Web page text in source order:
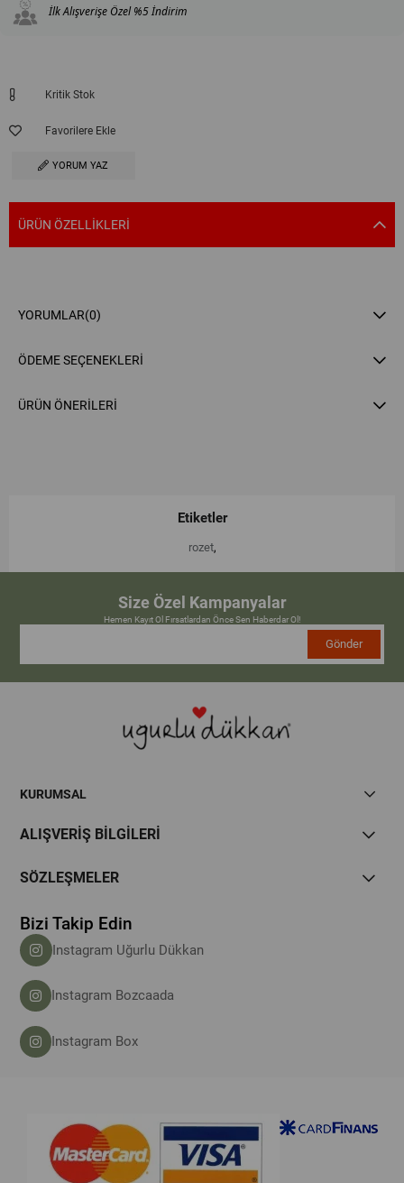
İlk Alışverişe Özel %5 İndirim
Kritik Stok
Favorilere Ekle
YORUM YAZ
ÜRÜN ÖZELLIKLERI
YORUMLAR(0)
ÖDEME SEÇENEKLERI
ÜRÜN ÖNERILERI
Etiketler
rozet,
Size Özel Kampanyalar
Hemen Kayıt Ol Fırsatlardan Önce Sen Haberdar Ol!
Gönder
KURUMSAL
ALIŞVERİŞ BİLGİLERİ
SÖZLEŞMELER
Bizi Takip Edin
Instagram Uğurlu Dükkan
Instagram Bozcaada
Instagram Box